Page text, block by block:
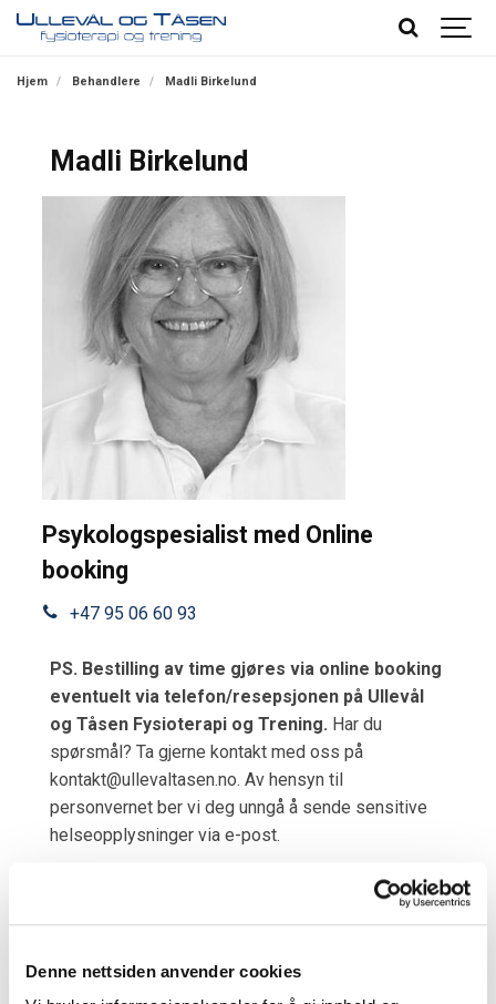
Denne nettsiden anvender cookies
Hjem Behandlere Madli Birkelund
Madli Birkelund
Psykologspesialist med Online
booking
+47 95 06 60 93
PS. Bestilling av time gjøres via online booking
eventuelt via telefon/resepsjonen på Ullevål
og Tåsen Fysioterapi og Trening. Har du
spørsmål? Ta gjerne kontakt med oss på
kontakt@ullevaltasen.no. Av hensyn til
personvernet ber vi deg unngå å sende sensitive
helseopplysninger via e-post.